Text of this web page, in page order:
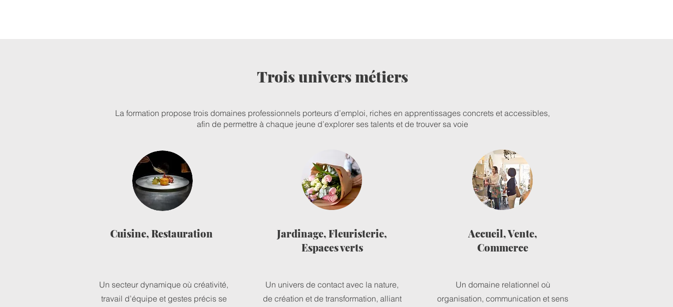
Trois univers métiers
La formation propose trois domaines professionnels porteurs d’emploi, riches en apprentissages concrets et accessibles,
afin de permettre à chaque jeune d’explorer ses talents et de trouver sa voie
Cuisine, Restauration
Un secteur dynamique où créativité,
travail d’équipe et gestes précis se
Jardinage, Fleuristerie,
Espaces verts
Un univers de contact avec la nature,
de création et de transformation, alliant
Accueil, Vente,
Commerce
Un domaine relationnel où
organisation, communication et sens